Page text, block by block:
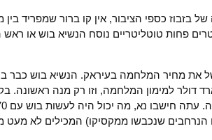
של בזבוז כספי הציבור, אין קו ברור שמפריד
פחות טוטליטריים נוסח הנשיא בוש או
את מחיר המלחמה בעיראק. הנשיא בוש כבר
דולר למימון המלחמה, וזו רק מנה
שנכבשו ממקסיקו) המכילים לא מעט